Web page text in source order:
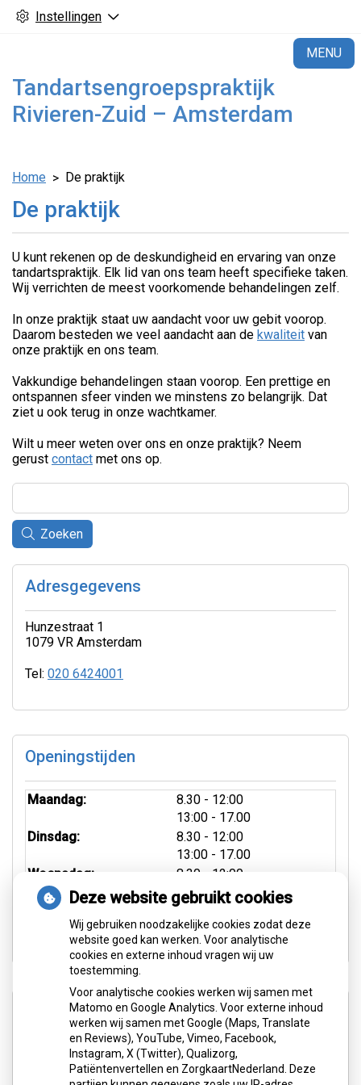
Instellingen
MENU
Tandartsengroepspraktijk
Rivieren-Zuid – Amsterdam
Home De praktijk
De praktijk
U kunt rekenen op de deskundigheid en ervaring van onze
tandartspraktijk. Elk lid van ons team heeft specifieke taken.
Wij verrichten de meest voorkomende behandelingen zelf.
In onze praktijk staat uw aandacht voor uw gebit voorop.
Daarom besteden we veel aandacht aan de kwaliteit van
onze praktijk en ons team.
Vakkundige behandelingen staan voorop. Een prettige en
ontspannen sfeer vinden we minstens zo belangrijk. Dat
ziet u ook terug in onze wachtkamer.
Wilt u meer weten over ons en onze praktijk? Neem
gerust contact met ons op.
Zoeken
Adresgegevens
Hunzestraat 1
1079 VR Amsterdam
Tel: 020 6424001
Openingstijden
Maandag: 8.30 tot
- 12:00
13:00 tot
- 17.00
Dinsdag:
8.30 tot
- 12:00
13:00 tot
- 17.00
Woensdag:
8.30 tot
- 12:00
13:00tot
- 17.00
Donderdag:
8.30
13:00 tot
- 17.00
Aangesloten bij:
Deze website gebruikt cookies
Wij gebruiken noodzakelijke cookies zodat deze
website goed kan werken. Voor analytische
cookies en externe inhoud vragen wij uw
toestemming.
Voor analytische cookies werken wij samen met
Matomo en Google Analytics. Voor externe inhoud
werken wij samen met Google (Maps, Translate
en Reviews), YouTube, Vimeo, Facebook,
Instagram, X (Twitter), Qualizorg,
Patiëntenvertellen en ZorgkaartNederland. Deze